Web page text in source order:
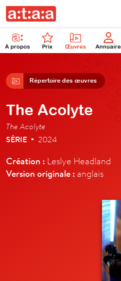
À propos Prix Œuvres Annuaire
Répertoire des œuvres
The Acolyte
The Acolyte
SÉRIE • 2024
Création : Leslye Headland
Version originale : anglais